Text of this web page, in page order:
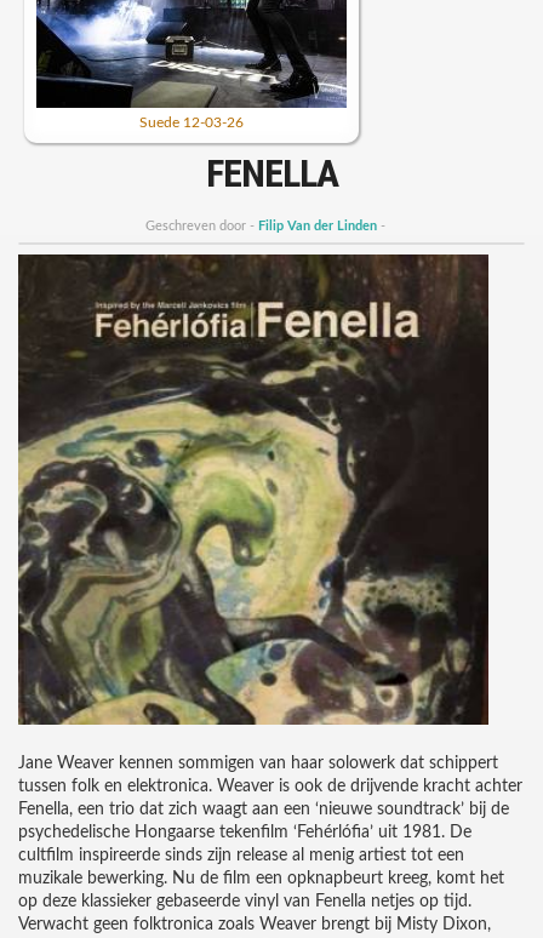
Suede 12-03-26
FENELLA
Geschreven door - Filip Van der Linden -
Jane Weaver kennen sommigen van haar solowerk dat schippert
tussen folk en elektronica. Weaver is ook de drijvende kracht achter
Fenella, een trio dat zich waagt aan een ‘nieuwe soundtrack’ bij de
psychedelische Hongaarse tekenfilm ‘Fehérlófia’ uit 1981. De
cultfilm inspireerde sinds zijn release al menig artiest tot een
muzikale bewerking. Nu de film een opknapbeurt kreeg, komt het
op deze klassieker gebaseerde vinyl van Fenella netjes op tijd.
Verwacht geen folktronica zoals Weaver brengt bij Misty Dixon,